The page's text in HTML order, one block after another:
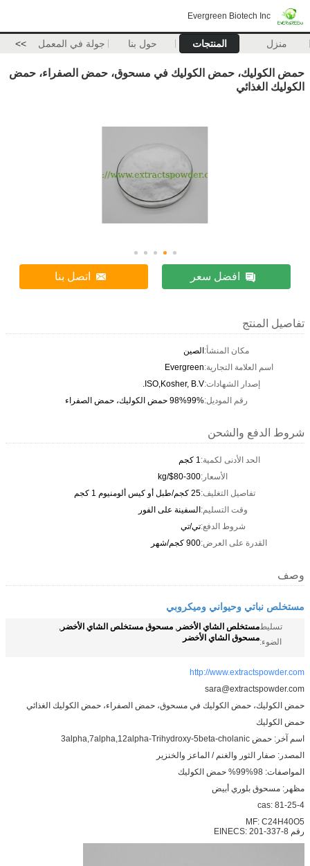
Evergreen Biotech Inc
منزل المنتجات حول بنا جولة في المعمل >>
حمض الكوليك، حمض الكوليك في مسحوق، حمض الصفراء، حمض
الكوليك الغذائي
افضل سعر اتصل بنا
تفاصيل المنتج
مكان المنشأ:الصين
اسم العلامة التجارية:Evergreen
إصدار الشهادات:ISO,Kosher, B.V.
رقم الموديل:98%99% حمض الكوليك، حمض الصفراء
شروط الدفع والشحن
الحد الأدنى لكمية:1 كجم
الأسعار:$80-300/kg
تفاصيل التغليف:25 كجم/طبل أو كيس ألومنيوم 1 كجم
وقت التسليم:السفينة على الفور
شروط الدفع:تي/تي
القدرة على العرض:900 كجم/شهر
وصف
مستخلص نباتي وحيواني وميكروبي
تسليط
الضوء:
مستخلص الشاي الأخضر , مسحوق مستخلص الشاي الأخضر ,
مسحوق الشاي الأخضر
http://www.extractspowder.com
sara@extractspowder.com
حمض الكوليك، حمض الكوليك في مسحوق، حمض الصفراء، حمض الكوليك الغذائي
حمض الكوليك
اسم آخر: حمض 3alpha,7alpha,12alpha-Trihydroxy-5beta-cholanic
المصدر: صفار الثور والغنم / الماعز والخنزير
المواصفات: 98%99% حمض الكوليك
مظهر: مسحوق بلوري أبيض
cas: 81-25-4
MF: C24H40O5
رقم EINECS: 201-337-8